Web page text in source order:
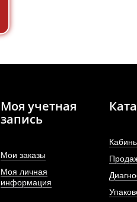
Моя учетная
запись
Мои заказы
Моя личная
информация